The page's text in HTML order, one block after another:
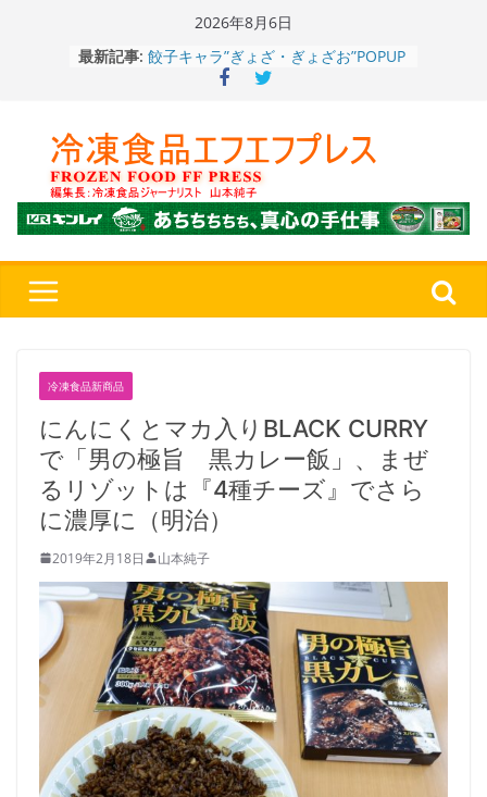
2026年8月6日
最新記事: ストアで作者にご挨拶、新作”れいと
うこ～こ～”を知る
WONDER YELLOW」復刻発売中
今まで無かった大盛！水から簡単レン
ジ♪ふわもちめん！！「冷凍 日清の
どん兵衛 大盛 きつねうどん」
「同 肉うどん」
メン」
冷凍食品新商品
にんにくとマカ入りBLACK CURRY
で「男の極旨 黒カレー飯」、まぜ
るリゾットは『4種チーズ』でさら
に濃厚に（明治）
2019年2月18日 山本純子